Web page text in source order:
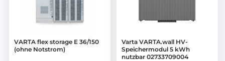
VARTA flex storage E 36/150
(ohne Notstrom)
Varta VARTA.wall HV-
Speichermodul 5 kWh
nutzbar 02733709004